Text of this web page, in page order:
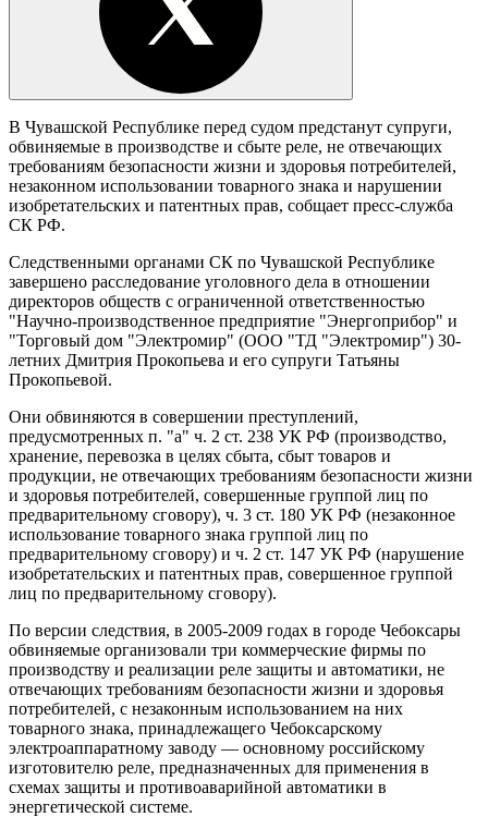
В Чувашской Республике перед судом предстанут супруги,
обвиняемые в производстве и сбыте реле, не отвечающих
требованиям безопасности жизни и здоровья потребителей,
незаконном использовании товарного знака и нарушении
изобретательских и патентных прав, собщает пресс-служба
СК РФ.
Следственными органами СК по Чувашской Республике
завершено расследование уголовного дела в отношении
директоров обществ с ограниченной ответственностью
"Научно-производственное предприятие "Энергоприбор" и
"Торговый дом "Электромир" (ООО "ТД "Электромир") 30-
летних Дмитрия Прокопьева и его супруги Татьяны
Прокопьевой.
Они обвиняются в совершении преступлений,
предусмотренных п. "а" ч. 2 ст. 238 УК РФ (производство,
хранение, перевозка в целях сбыта, сбыт товаров и
продукции, не отвечающих требованиям безопасности жизни
и здоровья потребителей, совершенные группой лиц по
предварительному сговору), ч. 3 ст. 180 УК РФ (незаконное
использование товарного знака группой лиц по
предварительному сговору) и ч. 2 ст. 147 УК РФ (нарушение
изобретательских и патентных прав, совершенное группой
лиц по предварительному сговору).
По версии следствия, в 2005-2009 годах в городе Чебоксары
обвиняемые организовали три коммерческие фирмы по
производству и реализации реле защиты и автоматики, не
отвечающих требованиям безопасности жизни и здоровья
потребителей, с незаконным использованием на них
товарного знака, принадлежащего Чебоксарскому
электроаппаратному заводу — основному российскому
изготовителю реле, предназначенных для применения в
схемах защиты и противоаварийной автоматики в
энергетической системе.